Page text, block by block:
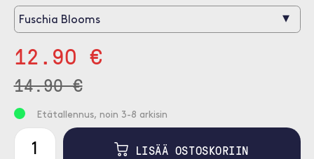
Fuschia Blooms ▾
12.90 €
14.90 €
Etätallennus, noin 3-8 arkisin
LISÄÄ OSTOSKORIIN